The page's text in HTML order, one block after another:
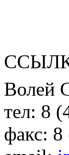
Волей
тел: 8
факс: 8